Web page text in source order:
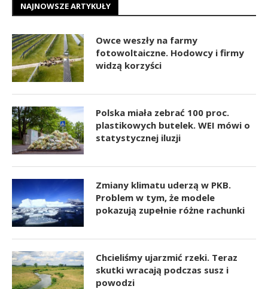
NAJNOWSZE ARTYKUŁY
Owce weszły na farmy
fotowoltaiczne. Hodowcy i firmy
widzą korzyści
Polska miała zebrać 100 proc.
plastikowych butelek. WEI mówi o
statystycznej iluzji
Zmiany klimatu uderzą w PKB.
Problem w tym, że modele
pokazują zupełnie różne rachunki
Chcieliśmy ujarzmić rzeki. Teraz
skutki wracają podczas susz i
powodzi